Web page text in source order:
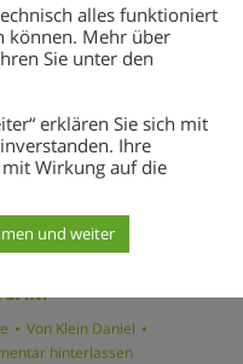
Von Klein Daniel
hinterlassen
alles funktioniert
können. Mehr über
Sie unter den
erklären Sie sich mit
Ihre
Wirkung auf die
und weiter